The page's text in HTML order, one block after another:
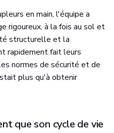
en main, l'équipe a
rigoureux, à la fois au sol et
structurelle et la
rapidement fait leurs
normes de sécurité et de
plus qu'à obtenir
que son cycle de vie